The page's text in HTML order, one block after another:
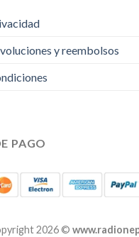
y reembolsos
PAGO
2026 ©